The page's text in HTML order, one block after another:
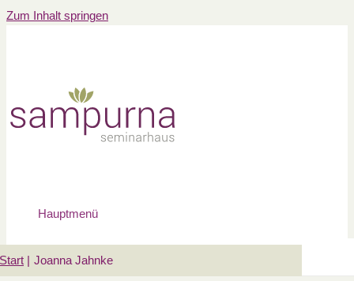
Zum Inhalt springen
Hauptmenü
Start Joanna Jahnke